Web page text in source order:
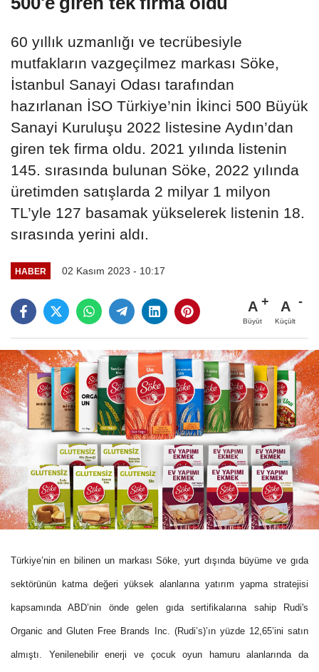
60 yıllık uzmanlığı ve tecrübesiyle
mutfakların vazgeçilmez markası Söke,
İstanbul Sanayi Odası tarafından
hazırlanan İSO Türkiye’nin İkinci 500 Büyük
Sanayi Kuruluşu 2022 listesine Aydın’dan
giren tek firma oldu. 2021 yılında listenin
145. sırasında bulunan Söke, 2022 yılında
üretimden satışlarda 2 milyar 1 milyon
TL’yle 127 basamak yükselerek listenin 18.
sırasında yerini aldı.
HABER 02 Kasım 2023 - 10:17
A
Büyüt
A
Küçült
Türkiye’nin en bilinen un markası Söke, yurt dışında büyüme ve gıda
sektörünün katma değeri yüksek alanlarına yatırım yapma stratejisi
kapsamında ABD’nin önde gelen gıda sertifikalarına sahip Rudi's
Organic and Gluten Free Brands Inc. (Rudi’s)’ın yüzde 12,65’ini satın
almıştı. Yenilenebilir enerji ve çocuk oyun hamuru alanlarında da